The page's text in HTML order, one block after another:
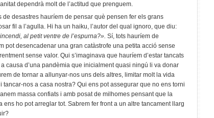
dependrà molt de l’actitud que prenguem.
de desastres hauríem de pensar què pensen fer els grans
fil a l’agulla. Hi ha un haiku, l’autor del qual ignoro, que diu:
al petit ventre de l’espurna?». Sí, tots hauríem de
pot desencadenar una gran catàstrofe una petita acció sense
sense valor. Qui s’imaginava que hauríem d’estar tancats
causa d’una pandèmia que inicialment quasi ningú li va donar
de tornar a allunyar-nos uns dels altres, limitar molt la vida
tancar-nos a casa nostra? Qui ens pot assegurar que no ens torni
massa confiats i amb posat de milhomes pensant que la
ens ho pot arreglar tot. Sabrem fer front a un altre tancament llarg